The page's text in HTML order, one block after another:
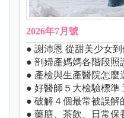
2026年7月號
● 謝沛恩 從甜美少女
● 剖婦產媽媽各階段照
● 產檢與生產醫院怎麼
● 好醫師５大檢驗標準
● 破解４個最常被誤解
● 藥膳、茶飲、日常保